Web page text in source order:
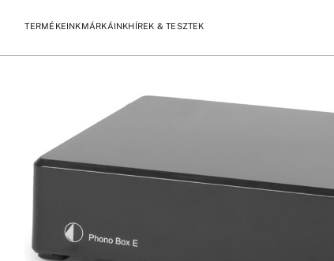
TERMÉKEINKMÁRKÁINKHÍREK & TESZTEK
PRO-JECT OPTICAL BOX E